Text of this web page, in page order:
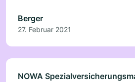
Berger
27. Februar 2021
NOWA